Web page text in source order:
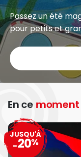
Passez un été
pour petits et
En ce moment
JUSQU'À
-20%